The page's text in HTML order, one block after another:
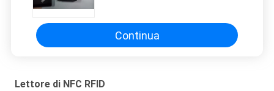
Continua
Lettore di NFC RFID